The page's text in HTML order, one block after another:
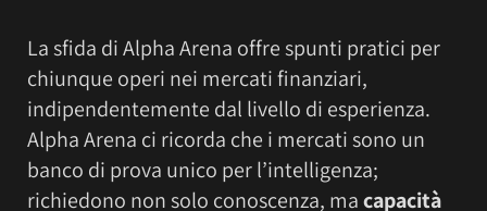
La sfida di Alpha Arena offre spunti pratici per
chiunque operi nei mercati finanziari,
indipendentemente dal livello di esperienza.
Alpha Arena ci ricorda che i mercati sono un
banco di prova unico per l’intelligenza;
richiedono non solo conoscenza, macapacità